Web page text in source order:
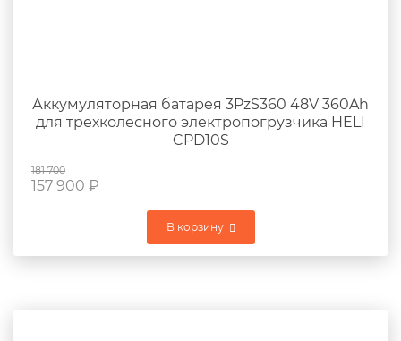
Аккумуляторная батарея 3PzS360 48V 360Ah
для трехколесного электропогрузчика HELI
CPD10S
181 700
157 900 ₽
В корзину